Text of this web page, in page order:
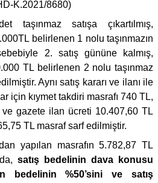
K.2021/8680)
taşınmaz satışa çıkartılmış,
belirlenen 1 nolu taşınmazın
sebebiyle 2. satış gününe kalmış,
TL belirlenen 2 nolu taşınmaz
Aynı satış kararı ve ilanı ile
için kıymet takdiri masrafı 740 TL,
gazete ilan ücreti 10.407,60 TL
TL masraf sarf edilmiştir.
yapılan masrafın 5.782,87 TL
satış bedelinin dava konusu
bedelinin %50’sini ve satış